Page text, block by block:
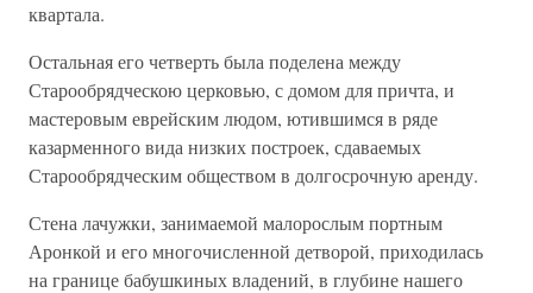
квартала.
Остальная его четверть была поделена между
Старообрядческою церковью, с домом для причта, и
мастеровым еврейским людом, ютившимся в ряде
казарменного вида низких построек, сдаваемых
Старообрядческим обществом в долгосрочную аренду.
Стена лачужки, занимаемой малорослым портным
Аронкой и его многочисленной детворой, приходилась
на границе бабушкиных владений, в глубине нашего